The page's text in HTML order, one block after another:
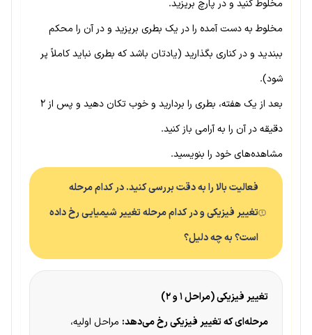
مخلوط کنید و در پارچ بریزید.
مخلوط به دست آمده را در یک بطری بریزید و در آن را محکم
ببندید و در کناری بگذارید (یادتان باشد که بطری نباید کاملاً پر
شود).
بعد از یک هفته، بطری را بردارید و خوب تکان دهید و پس از ۲
دقیقه در آن را به آرامی باز کنید.
مشاهده‌های خود را بنویسید.
فعالیت بالا را به دقت بررسی کنید. در کدام مرحله
تغییر فیزیکی و در کدام مرحله تغییر شیمیایی رخ داده
است؟ به چه دلیل؟
تغییر فیزیکی (مراحل ۱ و ۲)
مرحله‌ای که تغییر فیزیکی رخ می‌دهد: مراحل اولیه،